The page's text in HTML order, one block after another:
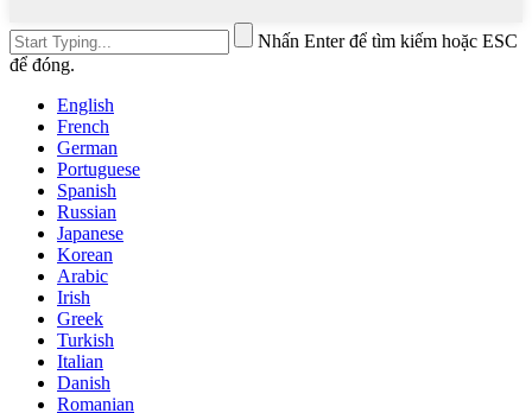
Nhấn Enter để tìm kiếm hoặc ESC
để đóng.
English
French
German
Portuguese
Spanish
Russian
Japanese
Korean
Arabic
Irish
Greek
Turkish
Italian
Danish
Romanian